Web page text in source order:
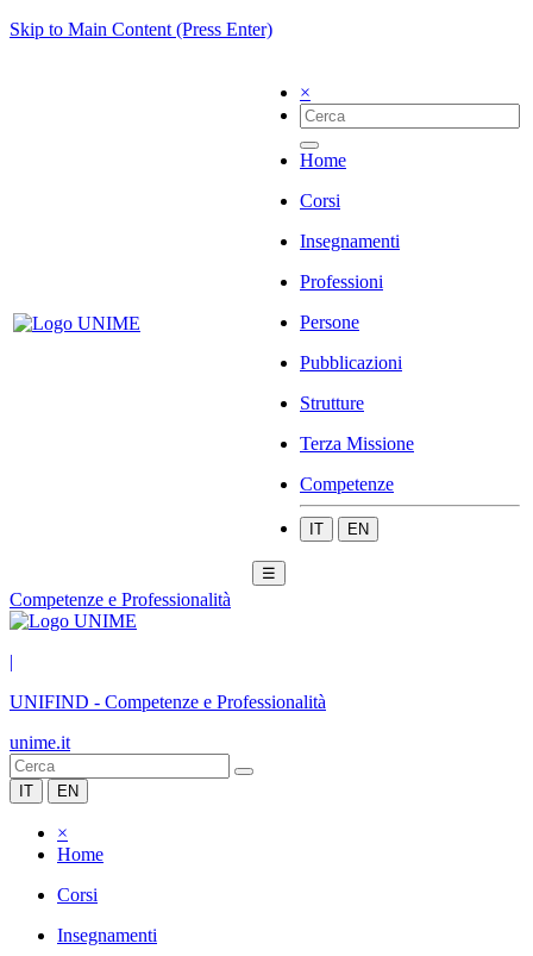
Skip to Main Content (Press Enter)
×
Home
Corsi
Insegnamenti
Professioni
Persone
Pubblicazioni
Strutture
Terza Missione
Competenze
IT EN
☰
Competenze e Professionalità
|
UNIFIND - Competenze e Professionalità
unime.it
IT EN
×
Home
Corsi
Insegnamenti